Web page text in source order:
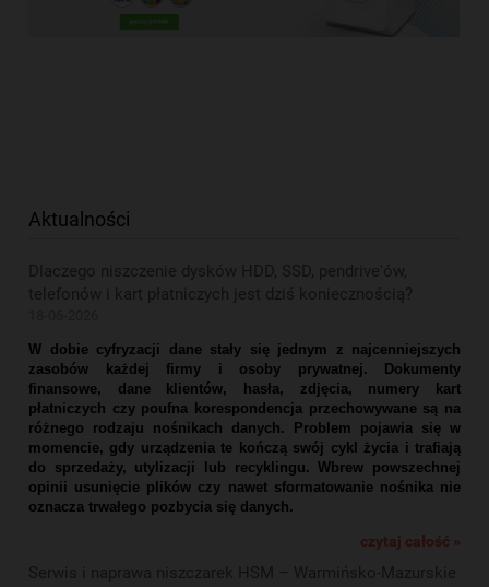
Aktualności
Dlaczego niszczenie dysków HDD, SSD, pendrive'ów,
telefonów i kart płatniczych jest dziś koniecznością?
W dobie cyfryzacji dane stały się jednym z najcenniejszych
zasobów każdej firmy i osoby prywatnej. Dokumenty
finansowe, dane klientów, hasła, zdjęcia, numery kart
płatniczych czy poufna korespondencja przechowywane są na
różnego rodzaju nośnikach danych. Problem pojawia się w
momencie, gdy urządzenia te kończą swój cykl życia i trafiają
do sprzedaży, utylizacji lub recyklingu. Wbrew powszechnej
opinii usunięcie plików czy nawet sformatowanie nośnika nie
oznacza trwałego pozbycia się danych.
czytaj całość »
Serwis i naprawa niszczarek HSM – Warmińsko-Mazurskie